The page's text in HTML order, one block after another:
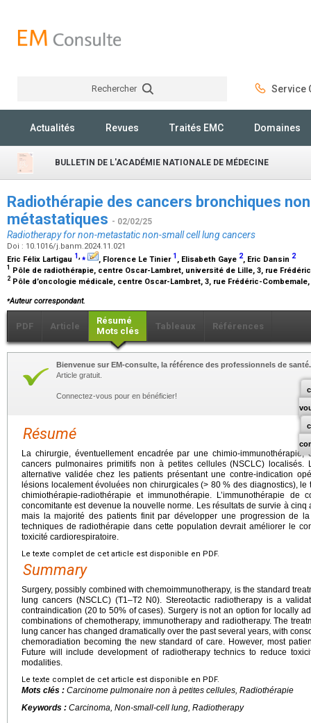
Rechercher Service
Actualités Revues Traités EMC Domaines
BULLETIN DE L'ACADÉMIE NATIONALE DE MÉDECINE
Radiothérapie des cancers bronchiques
métastatiques - 02/02/25
Radiotherapy for non-metastatic non-small cell lung cancers
Doi : 10.1016/j.banm.2024.11.021
Eric Félix Lartigau 1,⁎ , Florence Le Tinier 1 , Elisabeth Gaye 2, Eric Dansin 2
1 Pôle de radiothérapie, centre Oscar-Lambret, université de Lille, 3, rue
2 Pôle d’oncologie médicale, centre Oscar-Lambret, 3, rue Frédéric-
⁎Auteur correspondant.
PDF Article
Résumé
Mots clés
Tableaux Références
Bienvenue sur EM-consulte, la référence des professionnels de santé.
Article gratuit.
Connectez-vous pour en bénéficier!
Résumé
La chirurgie, éventuellement encadrée par une chimio-
cancers pulmonaires primitifs non à petites cellules (NSCLC) localisés.
alternative validée chez les patients présentant une contre-indication
lésions localement évoluées non chirurgicales (> 80 % des diagnostics),
chimiothérapie-radiothérapie et immunothérapie. L’immunothérapie de
concomitante est devenue la nouvelle norme. Les résultats de survie à
mais la majorité des patients finit par développer une progression de la
techniques de radiothérapie dans cette population devrait améliorer le
toxicité cardiorespiratoire.
Le texte complet de cet article est disponible en PDF.
Summary
Surgery, possibly combined with chemoimmunotherapy, is the standard
lung cancers (NSCLC) (T1–T2 N0). Stereotactic radiotherapy is a
contraindication (20 to 50% of cases). Surgery is not an option for locally
combinations of chemotherapy, immunotherapy and radiotherapy. The
lung cancer has changed dramatically over the past several years, with
chemoradiation becoming the new standard of care. However, most
Future will include development of radiotherapy technics to reduce
modalities.
Le texte complet de cet article est disponible en PDF.
Mots clés : Carcinome pulmonaire non à petites cellules, Radiothérapie
Keywords : Carcinoma, Non-small-cell lung, Radiotherapy